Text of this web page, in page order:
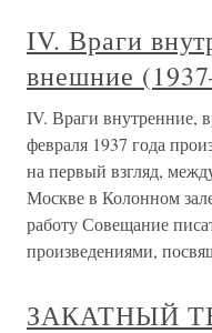
IV. Враги
внешние
IV. Враги внутренние,
февраля 1937 года
на первый взгляд,
Москве в Колонном
работу Совещание
произведениями,
ЗАКАТНЫЙ